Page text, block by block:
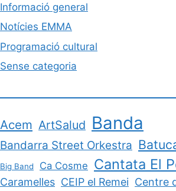
Informació general
Notícies EMMA
Programació cultural
Sense categoria
Acem ArtSalud Banda
Bandarra Street Orkestra
Big Band Ca Cosme Cantata El
Caramelles CEIP el Remei Centre